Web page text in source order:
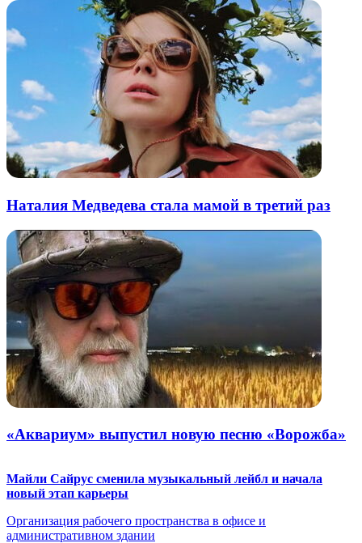
Наталия Медведева стала мамой в третий раз
«Аквариум» выпустил новую песню «Ворожба»
Майли Сайрус сменила музыкальный лейбл и начала
новый этап карьеры
Организация рабочего пространства в офисе и
административном здании